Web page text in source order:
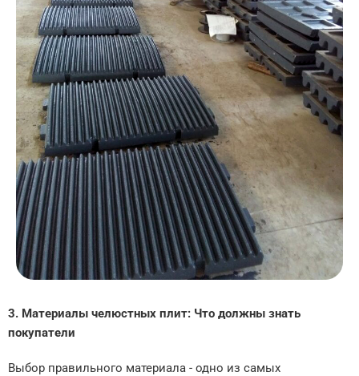
3. Материалы челюстных плит: Что должны знать
покупатели
Выбор правильного материала - одно из самых